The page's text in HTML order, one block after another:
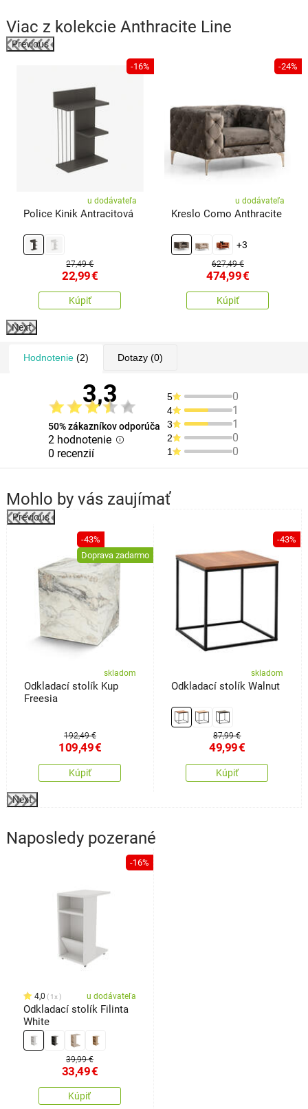
Viac z kolekcie Anthracite Line
Previous
-16%
u dodávateľa
Police Kinik Antracitová
27,49 €
22,99€
Kúpiť
-24%
u dodávateľa
Kreslo Como Anthracite
+3
627,49 €
474,99€
Kúpiť
Next
Hodnotenie(2) Dotazy(0)
3,3
50% zákazníkov odporúča
2 hodnotenie
0 recenzií
5 0
4 1
3 1
2 0
1 0
Mohlo by vás zaujímať
Previous
-43%
Doprava zadarmo
skladom
Odkladací stolík Kup
Freesia
192,49 €
109,49€
Kúpiť
-43%
skladom
Odkladací stolík Walnut
87,99 €
49,99€
Kúpiť
Next
Naposledy pozerané
-16%
4,0 1x u dodávateľa
Odkladací stolík Filinta
White
39,99 €
33,49€
Kúpiť